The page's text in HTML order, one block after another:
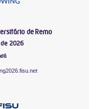
de Remo
de 2026